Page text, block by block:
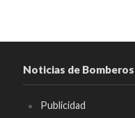
Noticias de Bomberos
Publicidad